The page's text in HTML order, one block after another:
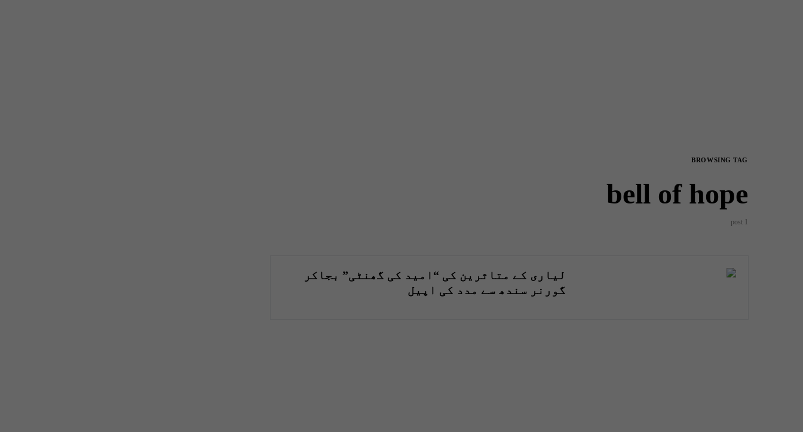
BROWSING TAG
bell of hope
1 post
لیاری کے متاثرین کی “امید کی گھنٹی” بجاکر
گورنر سندھ سے مدد کی اپیل